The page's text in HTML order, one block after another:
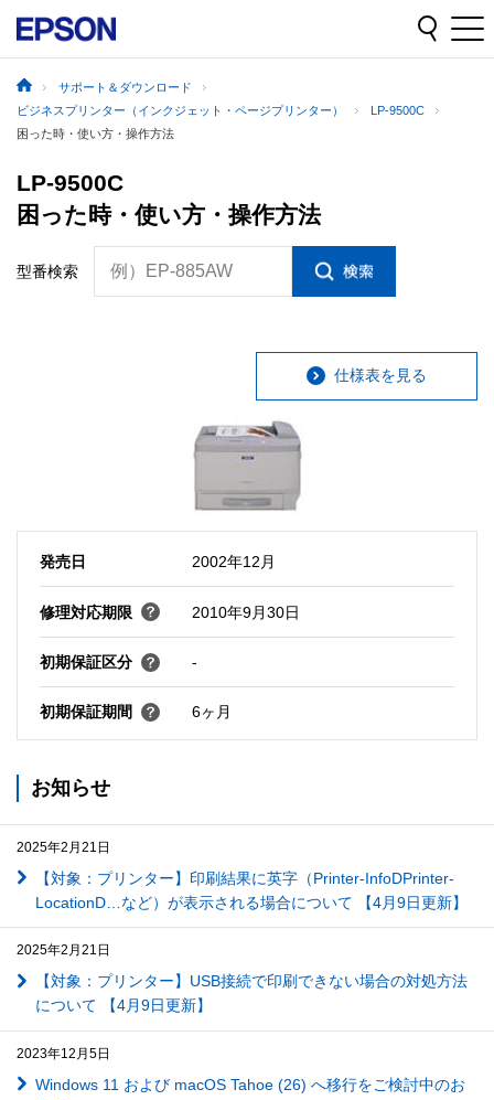
サポート＆ダウンロード
ビジネスプリンター（インクジェット・ページプリンター）
LP-9500C
困った時・使い方・操作方法
LP-9500C
困った時・使い方・操作方法
型番検索 例）EP-885AW
仕様表を見る
発売日 2002年12月
修理対応期限 2010年9月30日
初期保証区分 -
初期保証期間 6ヶ月
お知らせ
2025年2月21日
【対象：プリンター】印刷結果に英字（Printer-InfoDPrinter-
LocationD…など）が表示される場合について 【4月9日更新】
2025年2月21日
【対象：プリンター】USB接続で印刷できない場合の対処方法
について 【4月9日更新】
2023年12月5日
Windows 11 および macOS Tahoe (26) へ移行をご検討中のお